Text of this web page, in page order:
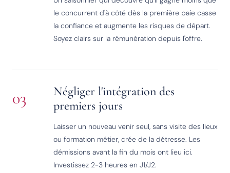
le concurrent d'à côté dès la première paie casse
la confiance et augmente les risques de départ.
Soyez clairs sur la rémunération depuis l'offre.
03
Négliger l'intégration des
premiers jours
Laisser un nouveau venir seul, sans visite des lieux
ou formation métier, crée de la détresse. Les
démissions avant la fin du mois ont lieu ici.
Investissez 2-3 heures en J1/J2.